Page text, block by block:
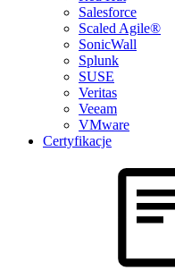
Salesforce
Scaled Agile®
SonicWall
Splunk
SUSE
Veritas
Veeam
VMware
Certyfikacje